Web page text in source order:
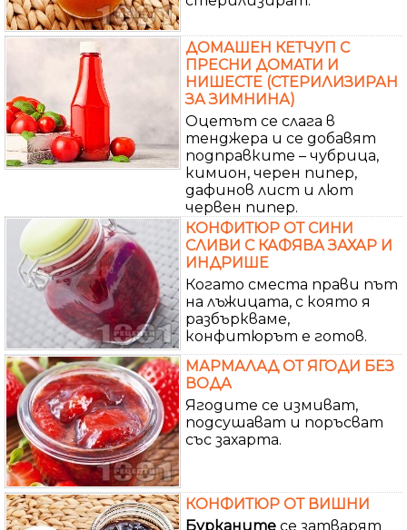
ДОМАШЕН КЕТЧУП С
ПРЕСНИ ДОМАТИ И
НИШЕСТЕ (СТЕРИЛИЗИРАН
ЗА ЗИМНИНА)
Оцетът се слага в
тенджера и се добавят
подправките – чубрица,
кимион, черен пипер,
дафинов лист и лют
червен пипер.
КОНФИТЮР ОТ СИНИ
СЛИВИ С КАФЯВА ЗАХАР И
ИНДРИШЕ
Когато сместа прави път
на лъжицата, с която я
разбъркваме,
конфитюрът е готов.
МАРМАЛАД ОТ ЯГОДИ БЕЗ
ВОДА
Ягодите се измиват,
подсушават и поръсват
със захарта.
КОНФИТЮР ОТ ВИШНИ
Бурканите се затварят